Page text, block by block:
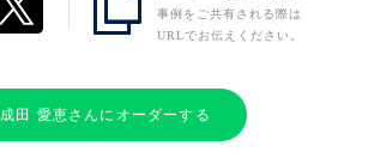
事例をご共有される際は
URLでお伝えください。
成田 愛恵さんにオーダーする